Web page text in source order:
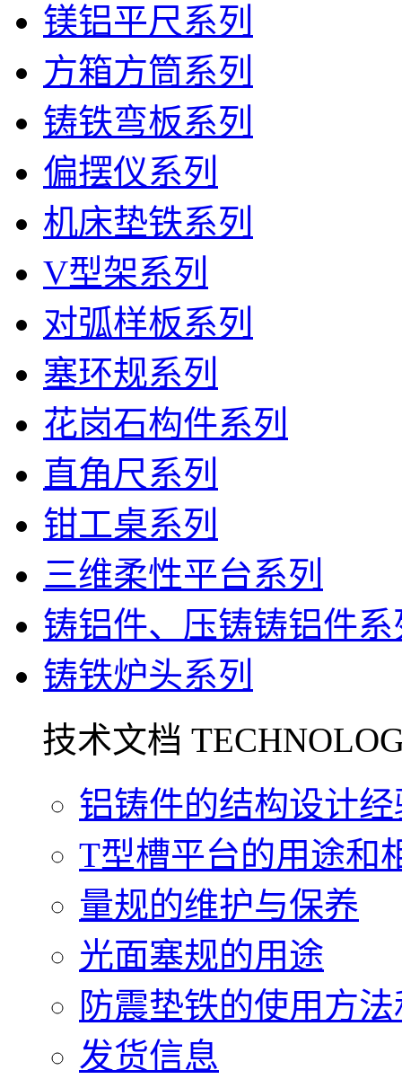
镁铝平尺系列
方箱方筒系列
铸铁弯板系列
偏摆仪系列
机床垫铁系列
V型架系列
对弧样板系列
塞环规系列
花岗石构件系列
直角尺系列
钳工桌系列
三维柔性平台系列
铸铝件、压铸铸铝件系
铸铁炉头系列
技术文档
铝铸件的结构设计经
T型槽平台的用途和
量规的维护与保养
光面塞规的用途
防震垫铁的使用方
发货信息